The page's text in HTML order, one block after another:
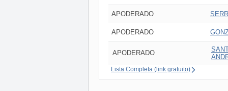
APODERADO
APODERADO
APODERADO
Lista Completa (link gratuito)